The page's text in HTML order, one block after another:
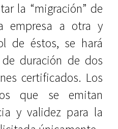
la “migración” de
empresa a otra y
de éstos, se hará
duración de dos
certificados. Los
que se emitan
y validez para la